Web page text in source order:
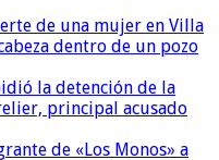
de una mujer en Villa
dentro de un pozo
la detención de la
principal acusado
de «Los Monos» a